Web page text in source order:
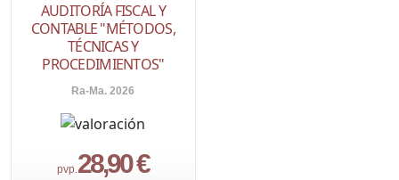
AUDITORÍA FISCAL Y
CONTABLE "MÉTODOS,
TÉCNICAS Y
PROCEDIMIENTOS"
Ra-Ma. 2026
pvp.28,90 €